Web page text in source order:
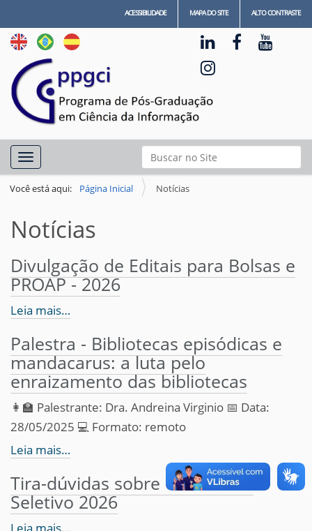
ACESSIBILIDADE MAPA DO SITE ALTO CONTRASTE
Busca
Busca Avançada…
Toggle navigation
Você está aqui: Página Inicial Notícias
Notícias
Divulgação de Editais para Bolsas e
PROAP - 2026
Leia mais…
Palestra - Bibliotecas episódicas e
mandacarus: a luta pelo
enraizamento das bibliotecas
👩‍🏫 Palestrante: Dra. Andreina Virginio 📅 Data:
28/05/2025 💻 Formato: remoto
Leia mais…
Tira-dúvidas sobre o Processo
Seletivo 2026